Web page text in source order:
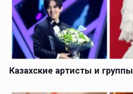
Казахские артисты и группы